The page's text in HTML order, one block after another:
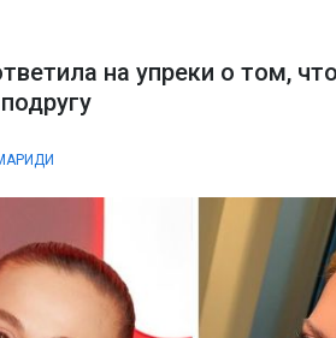
на упреки о том,